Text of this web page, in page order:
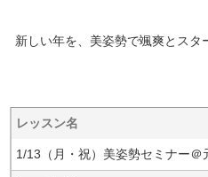
新しい年を、美姿勢で颯爽とスタ
レッスン名
1/13（月・祝）美姿勢セミナー＠